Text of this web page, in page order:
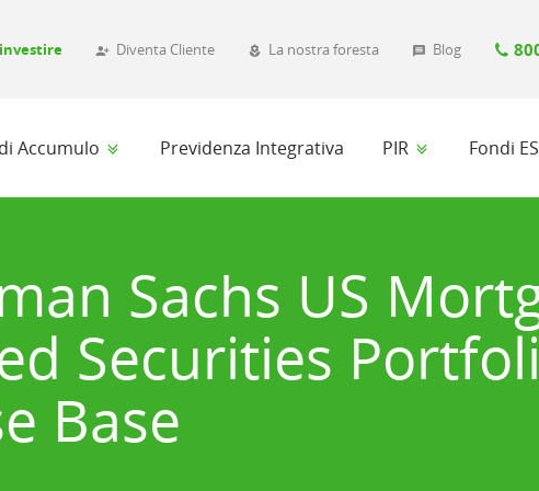
person_add_alt_1 Diventa Cliente local_florist La nostra foresta message Blog
Accumulo Previdenza Integrativa PIR Fondi
Sachs US
Securities
Base